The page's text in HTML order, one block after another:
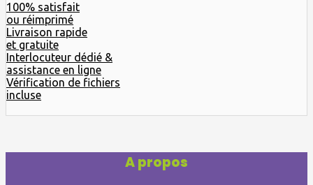
100% satisfait
ou réimprimé
Livraison rapide
et gratuite
Interlocuteur dédié &
assistance en ligne
Vérification de fichiers
incluse
A propos